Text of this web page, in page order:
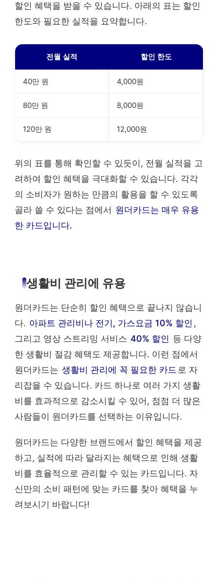
할인 혜택을 받을 수 있습니다. 아래의 표는 할인
한도와 필요한 실적을 요약합니다.
전월 실적 할인 한도
40만 원 4,000원
80만 원 8,000원
120만 원 12,000원
위의 표를 통해 확인할 수 있듯이, 전월 실적을 고
려하여 할인 혜택을 극대화할 수 있습니다. 각각
의 소비자가 원하는 만큼의 활용을 할 수 있도록
골라 쓸 수 있다는 점에서 원더카드는 매우 유용
한 카드입니다.
생활비 관리에 유용
원더카드는 단순히 할인 혜택으로 끝나지 않습니
다. 아파트 관리비나 전기, 가스요금 10% 할인 ,
그리고 영상 스트리밍 서비스 40% 할인 등 다양
한 생활비 절감 혜택도 제공합니다. 이런 점에서
원더카드는 생활비 관리에 꼭 필요한 카드 로 자
리잡을 수 있습니다. 카드 하나로 여러 가지 생활
비를 효과적으로 감소시킬 수 있어, 점점 더 많은
사람들이 원더카드를 선택하는 이유입니다.
원더카드는 다양한 브랜드에서 할인 혜택을 제공
하고, 실적에 따라 달라지는 혜택으로 인해 생활
비를 효율적으로 관리할 수 있는 카드입니다. 자
신만의 소비 패턴에 맞는 카드를 찾아 혜택을 누
려보시기 바랍니다!